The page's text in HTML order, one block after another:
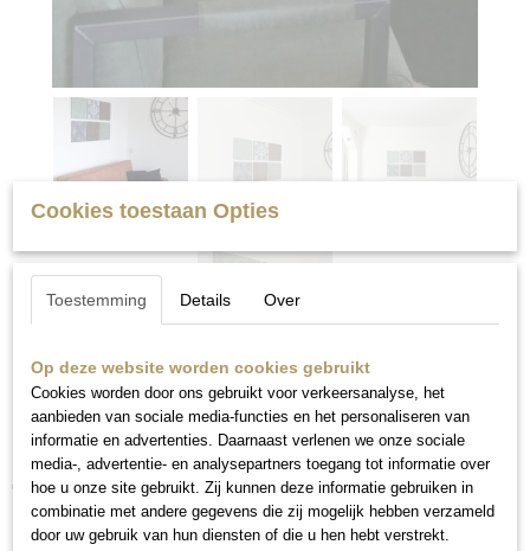
Roestlook
€ 0,00
Cookies toestaan Opties
Toestemming Details Over
Op deze website worden cookies gebruikt
Cookies worden door ons gebruikt voor verkeersanalyse, het
aanbieden van sociale media-functies en het personaliseren van
informatie en advertenties. Daarnaast verlenen we onze sociale
media-, advertentie- en analysepartners toegang tot informatie over
hoe u onze site gebruikt. Zij kunnen deze informatie gebruiken in
combinatie met andere gegevens die zij mogelijk hebben verzameld
door uw gebruik van hun diensten of die u hen hebt verstrekt.